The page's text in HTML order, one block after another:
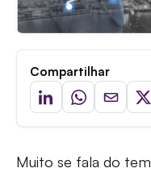
Compartilhar
Muito se fala do